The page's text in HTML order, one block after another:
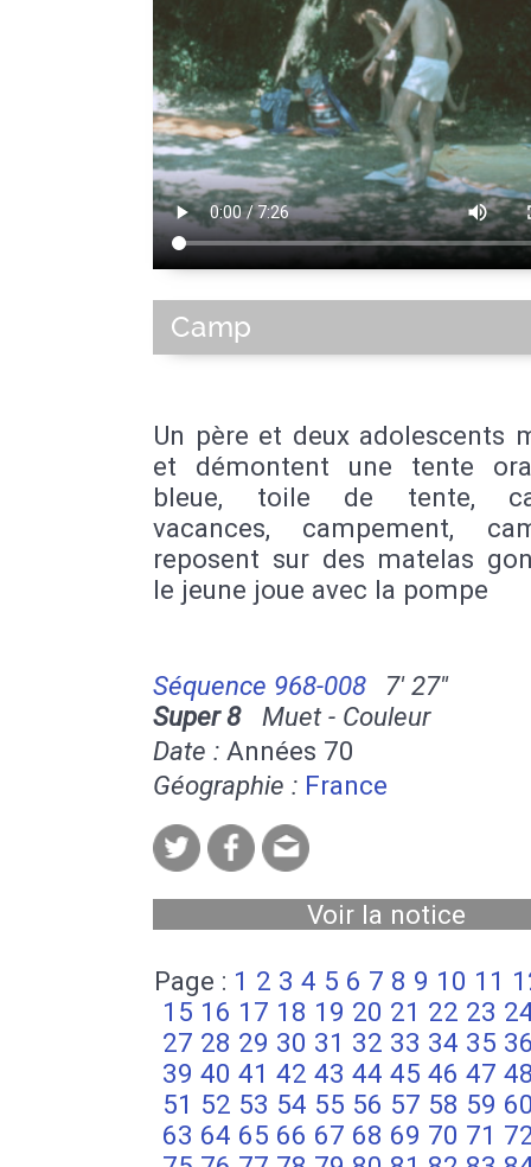
Camp
Un père et deux adolescents
et démontent une tente
bleue, toile de tente,
vacances, campement,
reposent sur des matelas
le jeune joue avec la pompe
Séquence 968-008
7' 27''
Super 8Muet - Couleur
Date : Années 70
Géographie : France
Voir la notice
Page : 1 2 3 4 5 6 7 8 9 10 11
15 16 17 18 19 20 21 22 23
27 28 29 30 31 32 33 34 35
39 40 41 42 43 44 45 46 47
51 52 53 54 55 56 57 58 59
63 64 65 66 67 68 69 70 71